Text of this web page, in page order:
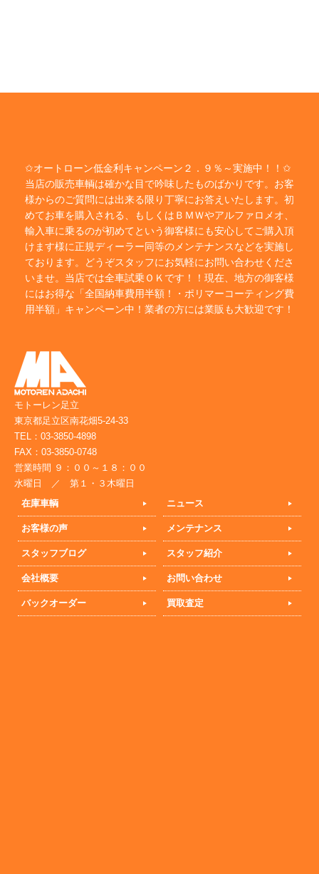
✩オートローン低金利キャンペーン２．９％～実施中！！✩
当店の販売車輌は確かな目で吟味したものばかりです。お客
様からのご質問には出来る限り丁寧にお答えいたします。初
めてお車を購入される、もしくはＢＭＷやアルファロメオ、
輸入車に乗るのが初めてという御客様にも安心してご購入頂
けます様に正規ディーラー同等のメンテナンスなどを実施し
ております。どうぞスタッフにお気軽にお問い合わせくださ
いませ。当店では全車試乗ＯＫです！！現在、地方の御客様
にはお得な「全国納車費用半額！・ポリマーコーティング費
用半額」キャンペーン中！業者の方には業販も大歓迎です！
モトーレン足立
東京都足立区南花畑5-24-33
TEL：03-3850-4898
FAX：03-3850-0748
営業時間 ９：００～１８：００
水曜日 ／ 第１・３木曜日
在庫車輌
ニュース
お客様の声 メンテナンス
スタッフブログ スタッフ紹介
会社概要 お問い合わせ
バックオーダー 買取査定